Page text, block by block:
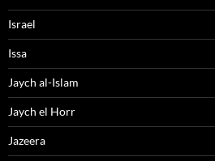
Israel
Issa
Jaych al-Islam
Jaych el Horr
Jazeera